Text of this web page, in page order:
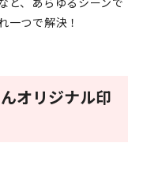
一つで解決！
オリジナル印